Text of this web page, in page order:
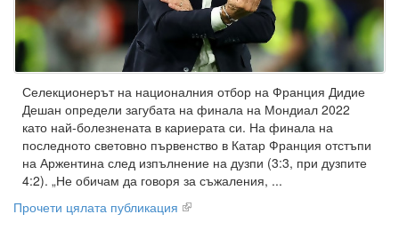
Селекционерът на националния отбор на Франция Дидие
Дешан определи загубата на финала на Мондиал 2022
като най-болезнената в кариерата си. На финала на
последното световно първенство в Катар Франция отстъпи
на Аржентина след изпълнение на дузпи (3:3, при дузпите
4:2). „Не обичам да говоря за съжаления, ...
Прочети цялата публикация